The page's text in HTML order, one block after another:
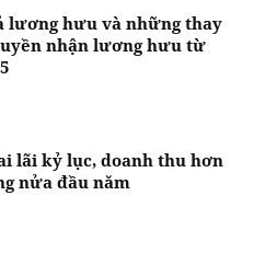
lương hưu và những thay
nhận lương hưu từ
lãi kỷ lục, doanh thu hơn
nửa đầu năm